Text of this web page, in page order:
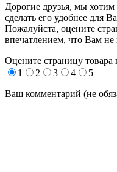
Дорогие друзья, мы хотим
сделать его удобнее для
Пожалуйста, оцените
впечатлением, что Вам не
Оцените страницу
1
2 3 4
5
Ваш комментарий (не